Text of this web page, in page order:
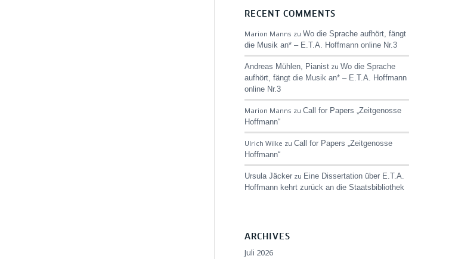
RECENT COMMENTS
Marion Manns zuWo die Sprache aufhört, fängt
die Musik an* – E.T.A. Hoffmann online Nr.3
Andreas Mühlen, Pianist zuWo die Sprache
aufhört, fängt die Musik an* – E.T.A. Hoffmann
online Nr.3
Marion Manns zuCall for Papers „Zeitgenosse
Hoffmann“
Ulrich Wilke zuCall for Papers „Zeitgenosse
Hoffmann“
Ursula Jäcker zu Eine Dissertation über E.T.A.
Hoffmann kehrt zurück an die Staatsbibliothek
ARCHIVES
Juli 2026